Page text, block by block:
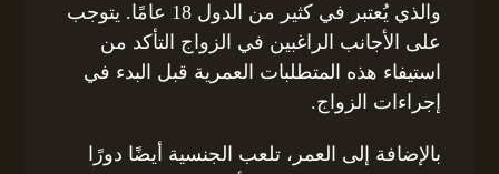
والذي يُعتبر في كثير من الدول 18 عامًا. يتوجب
على الأجانب الراغبين في الزواج التأكد من
استيفاء هذه المتطلبات العمرية قبل البدء في
إجراءات الزواج.
بالإضافة إلى العمر، تلعب الجنسية أيضًا دورًا